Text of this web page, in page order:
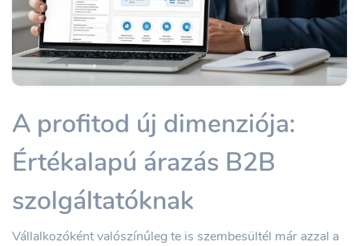
A profitod új dimenziója:
Értékalapú árazás B2B
szolgáltatóknak
Vállalkozóként valószínűleg te is szembesültél már azzal a